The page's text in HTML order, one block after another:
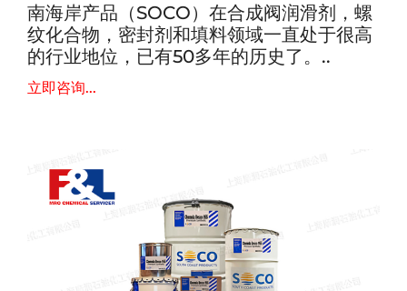
南海岸产品（SOCO）在合成阀润滑剂，螺
纹化合物，密封剂和填料领域一直处于很高
的行业地位，已有50多年的历史了。..
立即咨询...